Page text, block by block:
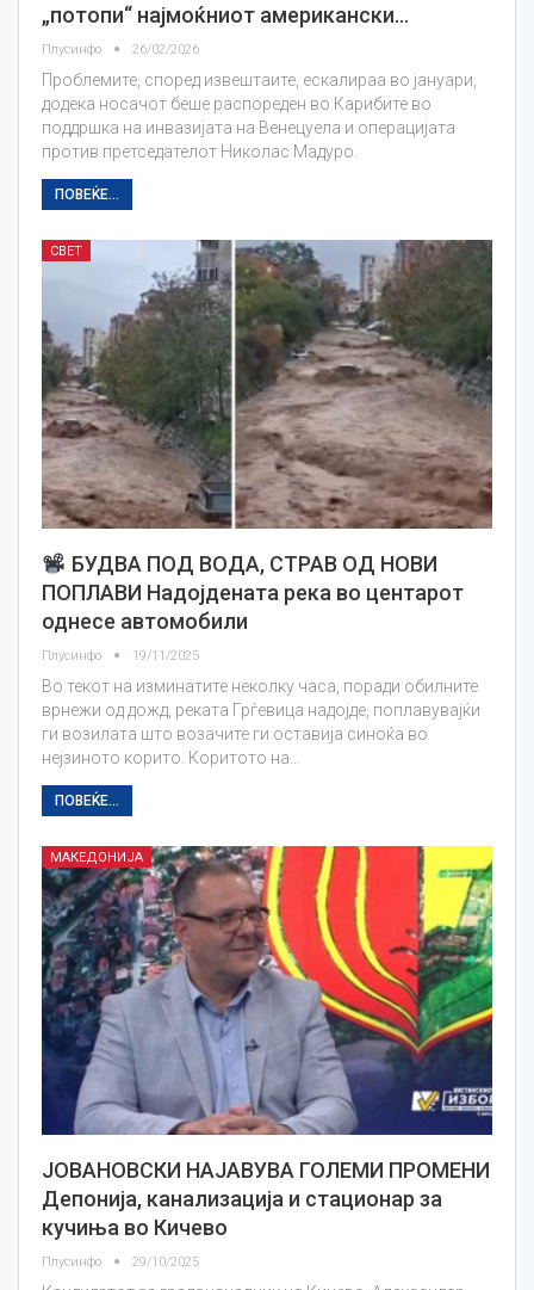
„потопи“ најмоќниот американски…
Плусинфо 26/02/2026
Проблемите, според извештаите, ескалираа во јануари,
додека носачот беше распореден во Карибите во
поддршка на инвазијата на Венецуела и операцијата
против претседателот Николас Мадуро.
ПОВЕЌЕ...
СВЕТ
БУДВА ПОД ВОДА, СТРАВ ОД НОВИ
ПОПЛАВИ Надојдената река во центарот
однесе автомобили
Плусинфо 19/11/2025
Во текот на изминатите неколку часа, поради обилните
врнежи од дожд, реката Грѓевица надојде, поплавувајќи
ги возилата што возачите ги оставија синоќа во
нејзиното корито. Коритото на…
ПОВЕЌЕ...
МАКЕДОНИЈА
ЈОВАНОВСКИ НАЈАВУВА ГОЛЕМИ ПРОМЕНИ
Депонија, канализација и стационар за
кучиња во Кичево
Плусинфо 29/10/2025